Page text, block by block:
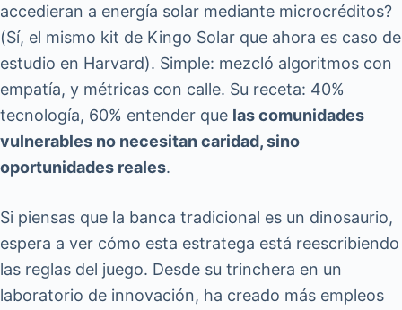
accedieran a energía solar mediante microcréditos?
(Sí, el mismo kit de Kingo Solar que ahora es caso de
estudio en Harvard). Simple: mezcló algoritmos con
empatía, y métricas con calle. Su receta: 40%
tecnología, 60% entender que las comunidades
vulnerables no necesitan caridad, sino
oportunidades reales.
Si piensas que la banca tradicional es un dinosaurio,
espera a ver cómo esta estratega está reescribiendo
las reglas del juego. Desde su trinchera en un
laboratorio de innovación, ha creado más empleos